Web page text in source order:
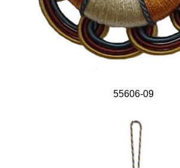
55606-09